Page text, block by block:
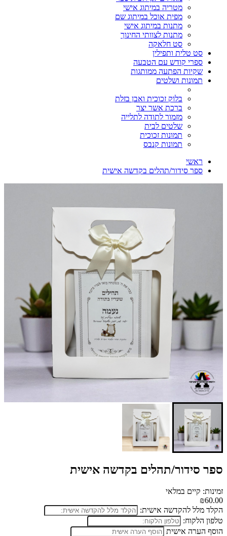
מטריה במיתוג אישי
מפית אוכל במיתוג שם
מתנות במיתוג אישי
מתנות לצוותי החינוך
סט חלאקה
סט טלית ותפילין
ספרי קודש עם הטבעה
שקיות הפתעה ממותגות
תמונות ושלטים
בלוק זכוכית ואבן בזלת
ברכת אשר יצר
מזמור לתודה לתלייה
שלטים לבית
תמונות זכוכית
תמונות קנבס
ראשי
ספר סידור/תהלים בקדשה אישית
ספר סידור/תהלים בקדשה אישית
זמינות: קיים במלאי
₪60.00
הקלד מלל להקדשה אישית:
טלפון הלקוח:
הוסף הערה אישית